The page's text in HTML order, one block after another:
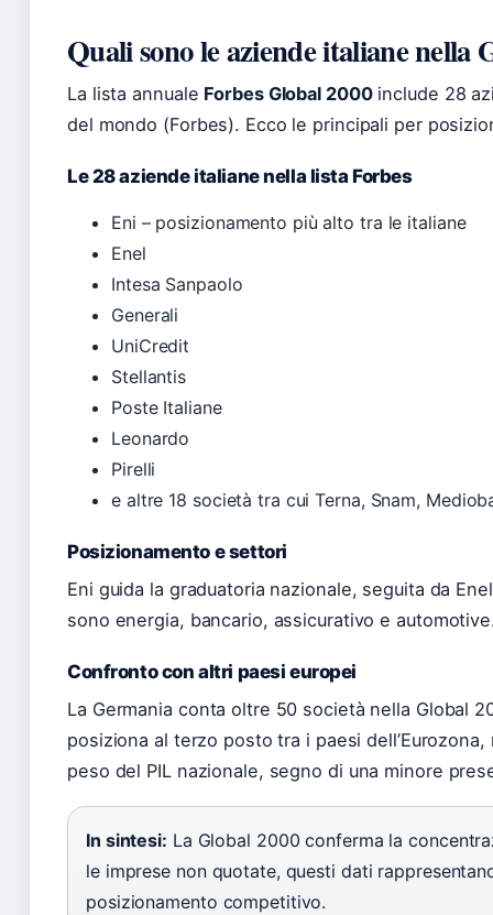
Quali sono le aziende italiane nella
La lista annuale Forbes Global 2000include 28
del mondo (Forbes). Ecco le principali per
Le 28 aziende italiane nella lista Forbes
Eni – posizionamento più alto tra le italiane
Enel
Intesa Sanpaolo
Generali
UniCredit
Stellantis
Poste Italiane
Leonardo
Pirelli
e altre 18 società tra cui Terna, Snam,
Posizionamento e settori
Eni guida la graduatoria nazionale, seguita da
sono energia, bancario, assicurativo e
Confronto con altri paesi europei
La Germania conta oltre 50 società nella Global
posiziona al terzo posto tra i paesi
peso del PIL nazionale, segno di una minore
In sintesi: La Global 2000 conferma la
le imprese non quotate, questi dati
posizionamento competitivo.